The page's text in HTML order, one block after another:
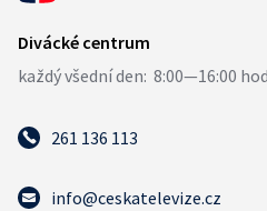
261 136 113
info@ceskatelevize.cz